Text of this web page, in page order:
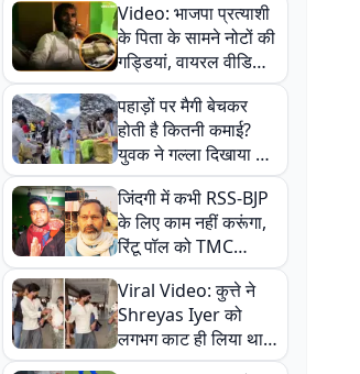
Video: भाजपा प्रत्याशी
के पिता के सामने नोटों की
गड्डियां, वायरल वीडियो
से राजनीति में उबाल,
अजित महतो बोले- TMC
की गंदी चाल
पहाड़ों पर मैगी बेचकर
होती है कितनी कमाई?
युवक ने गल्ला दिखाया तो
नौकरी वालों के खड़े हो गए
कान
जिंदगी में कभी RSS-BJP
के लिए काम नहीं करूंगा,
रिंटू पॉल को TMC
ऑफिस में ले जाकर पीटा,
Video वायरल
Viral Video: कुत्ते ने
Shreyas Iyer को
लगभग काट ही लिया था,
न्यूजीलैंड सीरीज से पहले